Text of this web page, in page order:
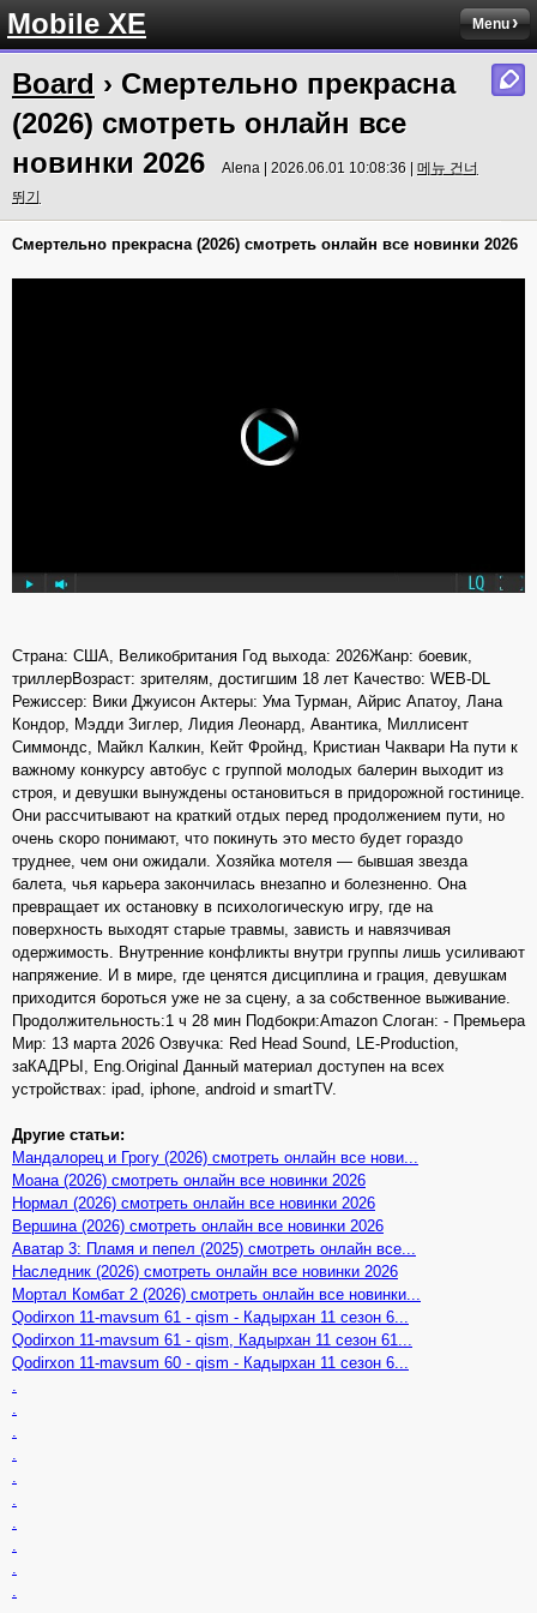
Mobile XE Menu
Board › Смертельно прекрасна
(2026) смотреть онлайн все
новинки 2026
Alena | 2026.06.01 10:08:36 | 메뉴 건너
뛰기
Смертельно прекрасна (2026) смотреть онлайн все новинки 2026
Страна: США, Великобритания Год выхода: 2026Жанр: боевик,
триллерВозраст: зрителям, достигшим 18 лет Качество: WEB-DL
Режиссер: Вики Джуисон Актеры: Ума Турман, Айрис Апатоу, Лана
Кондор, Мэдди Зиглер, Лидия Леонард, Авантика, Миллисент
Симмондс, Майкл Калкин, Кейт Фройнд, Кристиан Чаквари На пути к
важному конкурсу автобус с группой молодых балерин выходит из
строя, и девушки вынуждены остановиться в придорожной гостинице.
Они рассчитывают на краткий отдых перед продолжением пути, но
очень скоро понимают, что покинуть это место будет гораздо
труднее, чем они ожидали. Хозяйка мотеля — бывшая звезда
балета, чья карьера закончилась внезапно и болезненно. Она
превращает их остановку в психологическую игру, где на
поверхность выходят старые травмы, зависть и навязчивая
одержимость. Внутренние конфликты внутри группы лишь усиливают
напряжение. И в мире, где ценятся дисциплина и грация, девушкам
приходится бороться уже не за сцену, а за собственное выживание.
Продолжительность:1 ч 28 мин Подбокри:Amazon Слоган: - Премьера
Мир: 13 марта 2026 Озвучка: Red Head Sound, LE-Production,
заКАДРЫ, Eng.Original Данный материал доступен на всех
устройствах: ipad, iphone, android и smartTV.
Другие статьи:
Мандалорец и Грогу (2026) смотреть онлайн все нови...
Моана (2026) смотреть онлайн все новинки 2026
Нормал (2026) смотреть онлайн все новинки 2026
Вершина (2026) смотреть онлайн все новинки 2026
Аватар 3: Пламя и пепел (2025) смотреть онлайн все...
Наследник (2026) смотреть онлайн все новинки 2026
Мортал Комбат 2 (2026) смотреть онлайн все новинки...
Qodirxon 11-mavsum 61 - qism - Кадырхан 11 сезон 6...
Qodirxon 11-mavsum 61 - qism, Кадырхан 11 сезон 61...
Qodirxon 11-mavsum 60 - qism - Кадырхан 11 сезон 6...